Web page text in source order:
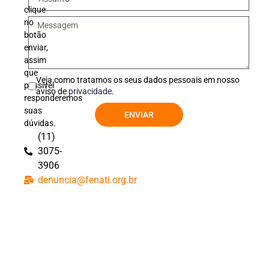
clique
no
botão
enviar,
assim
que
possível
responderemos
suas
dúvidas.
(11)
3075-
3906
denuncia@fenati.org.br
Veja como tratamos os seus dados pessoais em nosso
aviso de privacidade.
ENVIAR